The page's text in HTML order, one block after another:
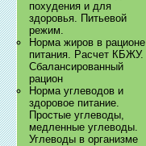
похудения и для
здоровья. Питьевой
режим.
Норма жиров в рационе
питания. Расчет КБЖУ.
Сбалансированный
рацион
Норма углеводов и
здоровое питание.
Простые углеводы,
медленные углеводы.
Углеводы в организме